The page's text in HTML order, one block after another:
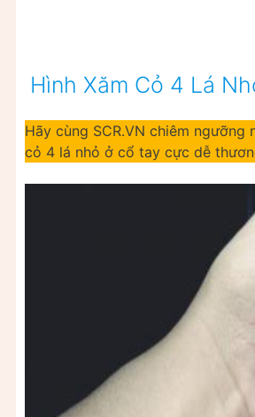
Hình Xăm Cỏ 4 Lá
Hãy cùng SCR.VN chiêm ngưỡng
cỏ 4 lá nhỏ ở cổ tay cực dễ